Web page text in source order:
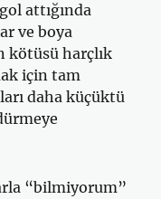
attığında
ve boya
kötüsü harçlık
için tam
daha küçüktü
“bilmiyorum”